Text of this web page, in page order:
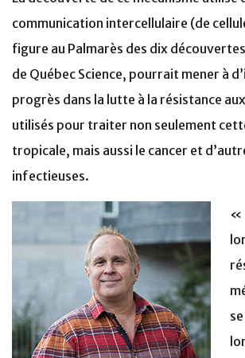
communication intercellulaire (de
figure au Palmarès des dix
de Québec Science, pourrait mener à
progrès dans la lutte à la résistance
utilisés pour traiter non seulement
tropicale, mais aussi le cancer et
infectieuses.
«